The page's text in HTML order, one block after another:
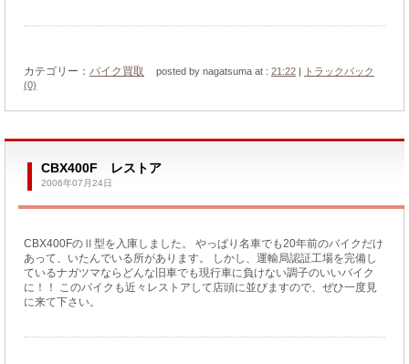
カテゴリー： バイク買取 posted by nagatsuma at : 21:22 |
トラックバック
(0)
CBX400F レストア
2006年07月24日
CBX400FのⅡ型を入庫しました。 やっぱり名車でも20年前のバイクだけ
あって、いたんでいる所があります。 しかし、運輸局認証工場を完備し
ているナガツマならどんな旧車でも現行車に負けない調子のいいバイク
に！！ このバイクも近々レストアして店頭に並びますので、ぜひ一度見
に来て下さい。